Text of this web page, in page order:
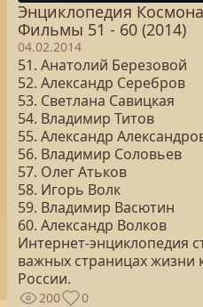
Энциклопедия
Фильмы 51 - 60 (2014)
04.02.2014
51. Анатолий Березовой
52. Александр Серебров
53. Светлана Савицкая
54. Владимир Титов
55. Александр
56. Владимир Соловьев
57. Олег Атьков
58. Игорь Волк
59. Владимир Васютин
60. Александр Волков
Интернет-энциклопедия
важных страницах жизни
России.
200 0